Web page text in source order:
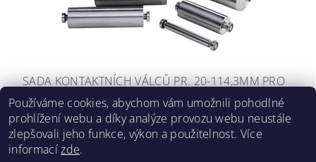
SADA KONTAKTNÍCH VÁLCŮ PR. 20-114,3MM PRO
AL150
13 273,70 Kč včetně DPH
10 970 Kč/ ks
Používáme cookies, abychom vám umožnili pohodlné
prohlížení webu a díky analýze provozu webu neustále
zlepšovali jeho funkce, výkon a použitelnost. Více
informacízde.